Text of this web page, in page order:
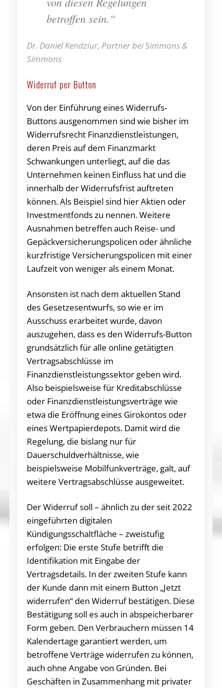
betroffen sein.“
Dr. Daniel Kendziur, Partner bei Simmons &
Simmons
Widerruf per Button
Von der Einführung eines Widerrufs-
Buttons ausgenommen sind wie bisher im
Widerrufsrecht Finanzdienstleistungen,
deren Preis auf dem Finanzmarkt
Schwankungen unterliegt, auf die das
Unternehmen keinen Einfluss hat und die
innerhalb der Widerrufsfrist auftreten
können. Als Beispiel sind hier Aktien oder
Investmentfonds zu nennen. Weitere
Ausnahmen betreffen auch Reise- und
Gepäckversicherungspolicen oder ähnliche
kurzfristige Versicherungspolicen mit einer
Laufzeit von weniger als einem Monat.
Ansonsten ist nach dem aktuellen Stand
des Gesetzesentwurfs, so wie er im
Ausschuss erarbeitet wurde, davon
auszugehen, dass es den Widerrufs-Button
grundsätzlich für alle online getätigten
Vertragsabschlüsse im
Finanzdienstleistungssektor geben wird.
Also beispielsweise für Kreditabschlüsse
oder Finanzdienstleistungsverträge wie
etwa die Eröffnung eines Girokontos oder
eines Wertpapierdepots. Damit wird die
Regelung, die bislang nur für
Dauerschuldverhältnisse, wie
beispielsweise Mobilfunkverträge, galt, auf
weitere Vertragsabschlüsse ausgeweitet.
Der Widerruf soll – ähnlich zu der seit 2022
eingeführten digitalen
Kündigungsschaltfläche – zweistufig
erfolgen: Die erste Stufe betrifft die
Identifikation mit Eingabe der
Vertragsdetails. In der zweiten Stufe kann
der Kunde dann mit einem Button „Jetzt
widerrufen“ den Widerruf bestätigen. Diese
Bestätigung soll es auch in abspeicherbarer
Form geben. Den Verbrauchern müssen 14
Kalendertage garantiert werden, um
betroffene Verträge widerrufen zu können,
auch ohne Angabe von Gründen. Bei
Geschäften in Zusammenhang mit privater